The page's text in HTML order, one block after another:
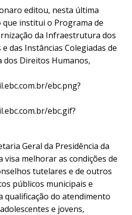
editou, nesta última
institui o Programa de
da Infraestrutura dos
das Instâncias Colegiadas de
dos Direitos Humanos,
Geral da Presidência da
visa melhorar as condições de
tutelares e de outros
públicos municipais e
qualificação do atendimento
e jovens,